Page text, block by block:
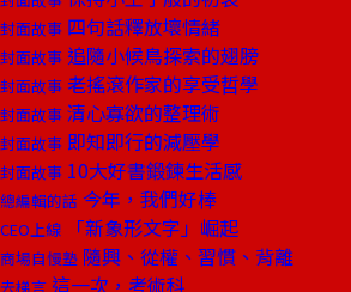
封面故事 四句話釋放壞情緒
封面故事 追隨小候鳥探索的翅膀
封面故事 老搖滾作家的享受哲學
封面故事 清心寡欲的整理術
封面故事 即知即行的減壓學
封面故事 10大好書鍛鍊生活感
總編輯的話 今年，我們好棒
CEO上線 「新象形文字」崛起
商場自慢塾 隨興、從權、習慣、背離
去梯言 這一次，考術科